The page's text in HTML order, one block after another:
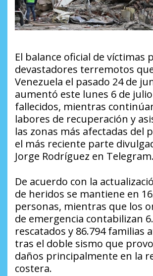
El balance oficial de víctimas
devastadores terremotos
Venezuela el pasado 24 de
aumentó este lunes 6 de julio
fallecidos, mientras
labores de recuperación y
las zonas más afectadas del
el más reciente parte
Jorge Rodríguez en Telegram.
De acuerdo con la
de heridos se mantiene en
personas, mientras que los
de emergencia contabilizan
rescatados y 86.794 familias
tras el doble sismo que
daños principalmente en la
costera.